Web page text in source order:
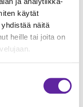
käytät
näitä
heille tai joita on